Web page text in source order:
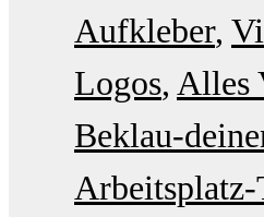
Aufkleber
Logos Alles
Beklau-
Arbeitsplatz-